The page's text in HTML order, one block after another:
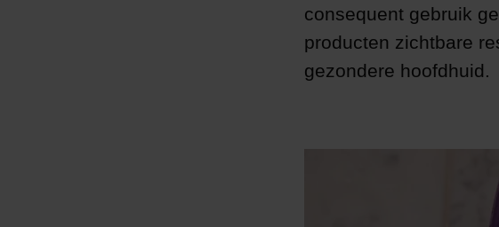
consequent gebruik
producten zichtbare
gezondere hoofdhuid.